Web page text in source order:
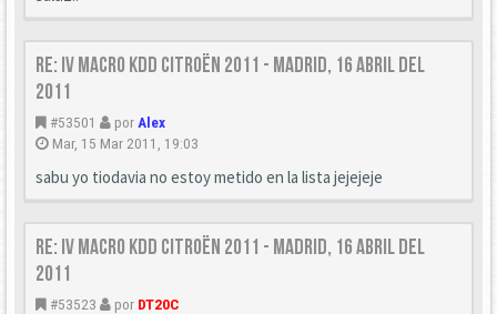
Re: IV Macro KDD Citroën 2011 - Madrid, 16 Abril del
2011
#53501 por Alex
Mar, 15 Mar 2011, 19:03
sabu yo tiodavia no estoy metido en la lista jejejeje
Re: IV Macro KDD Citroën 2011 - Madrid, 16 Abril del
2011
#53523 por DT20C